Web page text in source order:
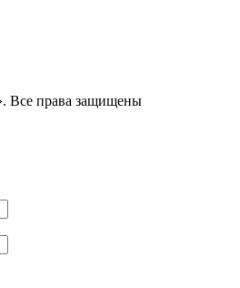
права защищены